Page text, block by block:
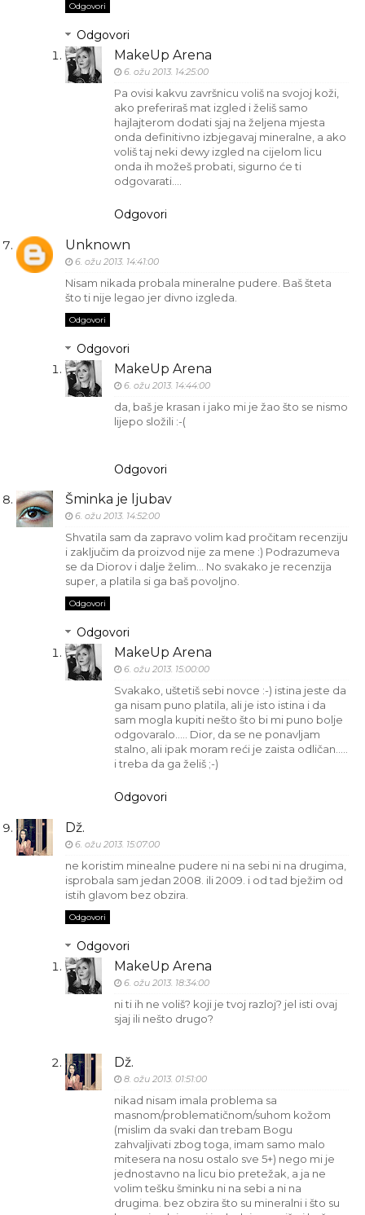
Odgovori
Odgovori
MakeUp Arena
6. ožu 2013. 14:25:00
Pa ovisi kakvu završnicu voliš na svojoj koži,
ako preferiraš mat izgled i želiš samo
hajlajterom dodati sjaj na željena mjesta
onda definitivno izbjegavaj mineralne, a ako
voliš taj neki dewy izgled na cijelom licu
onda ih možeš probati, sigurno će ti
odgovarati....
Odgovori
Unknown
6. ožu 2013. 14:41:00
Nisam nikada probala mineralne pudere. Baš šteta
što ti nije legao jer divno izgleda.
Odgovori
Odgovori
MakeUp Arena
6. ožu 2013. 14:44:00
da, baš je krasan i jako mi je žao što se nismo
lijepo složili :-(
Odgovori
Šminka je ljubav
6. ožu 2013. 14:52:00
Shvatila sam da zapravo volim kad pročitam recenziju
i zaključim da proizvod nije za mene :) Podrazumeva
se da Diorov i dalje želim... No svakako je recenzija
super, a platila si ga baš povoljno.
Odgovori
Odgovori
MakeUp Arena
6. ožu 2013. 15:00:00
Svakako, uštetiš sebi novce :-) istina jeste da
ga nisam puno platila, ali je isto istina i da
sam mogla kupiti nešto što bi mi puno bolje
odgovaralo..... Dior, da se ne ponavljam
stalno, ali ipak moram reći je zaista odličan.....
i treba da ga želiš ;-)
Odgovori
Dž.
6. ožu 2013. 15:07:00
ne koristim minealne pudere ni na sebi ni na drugima,
isprobala sam jedan 2008. ili 2009. i od tad bježim od
istih glavom bez obzira.
Odgovori
Odgovori
MakeUp Arena
6. ožu 2013. 18:34:00
ni ti ih ne voliš? koji je tvoj razloj? jel isti ovaj
sjaj ili nešto drugo?
Dž.
8. ožu 2013. 01:51:00
nikad nisam imala problema sa
masnom/problematičnom/suhom kožom
(mislim da svaki dan trebam Bogu
zahvaljivati zbog toga, imam samo malo
mitesera na nosu ostalo sve 5+) nego mi je
jednostavno na licu bio pretežak, a ja ne
volim tešku šminku ni na sebi a ni na
drugima. bez obzira što su mineralni i što su